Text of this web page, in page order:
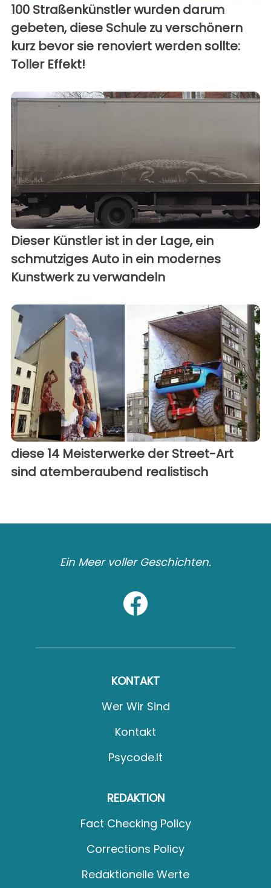
100 Straßenkünstler wurden darum
gebeten, diese Schule zu verschönern
kurz bevor sie renoviert werden sollte:
Toller Effekt!
Dieser Künstler ist in der Lage, ein
schmutziges Auto in ein modernes
Kunstwerk zu verwandeln
diese 14 Meisterwerke der Street-Art
sind atemberaubend realistisch
Ein Meer voller Geschichten.
KONTAKT
Wer Wir Sind
Kontakt
Psycode.it
REDAKTION
Fact Checking Policy
Corrections Policy
Redaktionelle Werte